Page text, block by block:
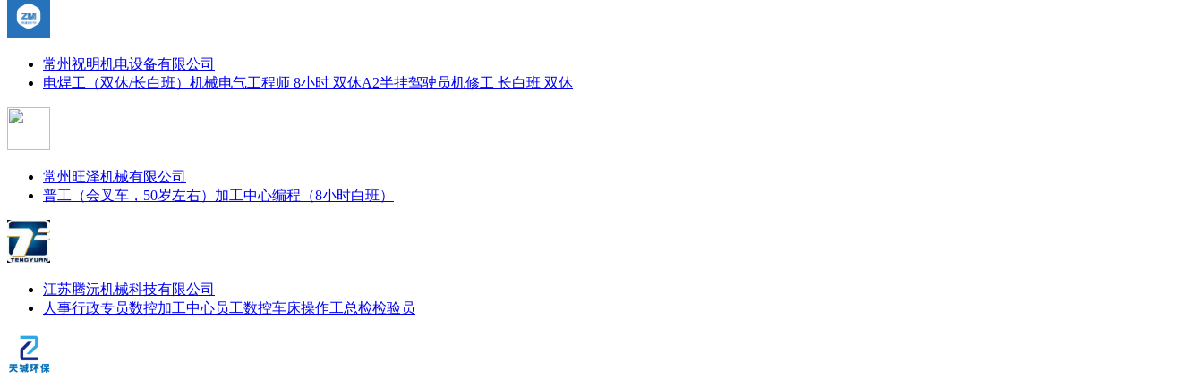
常州祝明机电设备有限公司
电焊工（双休/长白班） 机械电气工程师 8小时 双休A2半挂驾驶员机修工 长白班 双休
常州旺泽机械有限公司
普工（会叉车，50岁左右） 加工中心编程（8小时白班）
江苏腾沅机械科技有限公司
人事行政专员数控加工中心员工数控车床操作工总检检验员